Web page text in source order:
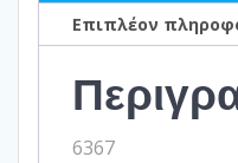
Επιπλέον
6367